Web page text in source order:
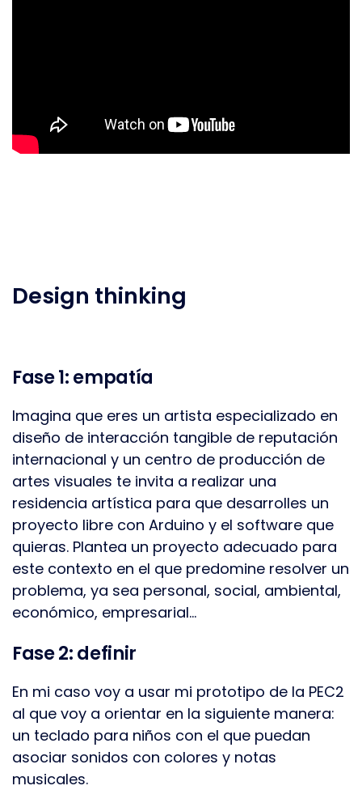
Design thinking
Fase 1: empatía
Imagina que eres un artista especializado en
diseño de interacción tangible de reputación
internacional y un centro de producción de
artes visuales te invita a realizar una
residencia artística para que desarrolles un
proyecto libre con Arduino y el software que
quieras. Plantea un proyecto adecuado para
este contexto en el que predomine resolver un
problema, ya sea personal, social, ambiental,
económico, empresarial…
Fase 2: definir
En mi caso voy a usar mi prototipo de la PEC2
al que voy a orientar en la siguiente manera:
un teclado para niños con el que puedan
asociar sonidos con colores y notas
musicales.